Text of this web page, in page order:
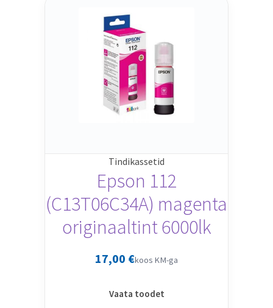
Tindikassetid
Epson 112
(C13T06C34A) magenta
originaaltint 6000lk
17,00 €koos KM-ga
Vaata toodet